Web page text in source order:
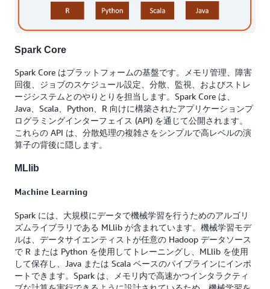
Spark Core
Spark Core はプラットフォームの基盤です。メモリ管理、障害
回復、ジョブのスケジュール設定、分散、監視、およびストレ
ージシステムとのやりとりを担当します。Spark Core は、
Java、Scala、Python、R 向けに構築されたアプリケーションプ
ログラミングインターフェイス (API) を通じて公開されます。
これらの API は、分散処理の複雑さをシンプルで高レベルの演
算子の背後に隠します。
MLlib
Machine Learning
Spark には、大規模にデータで機械学習を行うためのアルゴリ
ズムライブラリである MLlib が含まれています。機械学習モデ
ルは、データサイエンティストが任意の Hadoop データソース
で R または Python を使用してトレーニングし、MLlib を使用
して保存し、Java または Scala ベースのパイプラインにインポ
ートできます。Spark は、メモリ内で高速かつインタラクティ